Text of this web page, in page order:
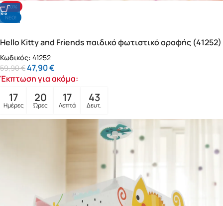
-20%
NΕΟ!
Hello Kitty and Friends παιδικό φωτιστικό οροφής (41252)
Κωδικός: 41252
59,90€47,90€
Έκπτωση για ακόμα:
17
Ημέρες
20
Ώρες
17
Λεπτά
41
Δευτ.